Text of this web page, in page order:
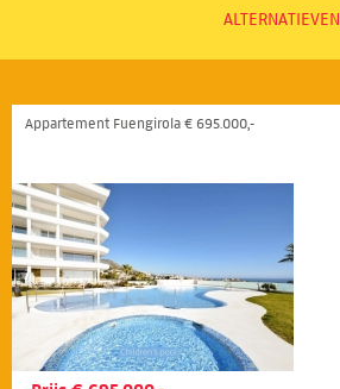
ALTERNATIEVEN
Appartement Fuengirola € 695.000,-